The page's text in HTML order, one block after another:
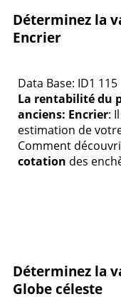
Déterminez la
Encrier
Data Base: ID1 115
La rentabilité du
anciens: Encrier:
estimation de
Comment
cotation des
Déterminez la
Globe céleste